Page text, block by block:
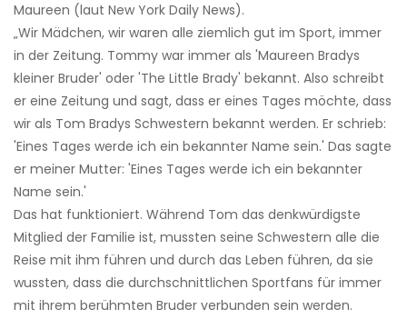
Maureen (laut New York Daily News).
„Wir Mädchen, wir waren alle ziemlich gut im Sport, immer
in der Zeitung. Tommy war immer als 'Maureen Bradys
kleiner Bruder' oder 'The Little Brady' bekannt. Also schreibt
er eine Zeitung und sagt, dass er eines Tages möchte, dass
wir als Tom Bradys Schwestern bekannt werden. Er schrieb:
'Eines Tages werde ich ein bekannter Name sein.' Das sagte
er meiner Mutter: 'Eines Tages werde ich ein bekannter
Name sein.'
Das hat funktioniert. Während Tom das denkwürdigste
Mitglied der Familie ist, mussten seine Schwestern alle die
Reise mit ihm führen und durch das Leben führen, da sie
wussten, dass die durchschnittlichen Sportfans für immer
mit ihrem berühmten Bruder verbunden sein werden.